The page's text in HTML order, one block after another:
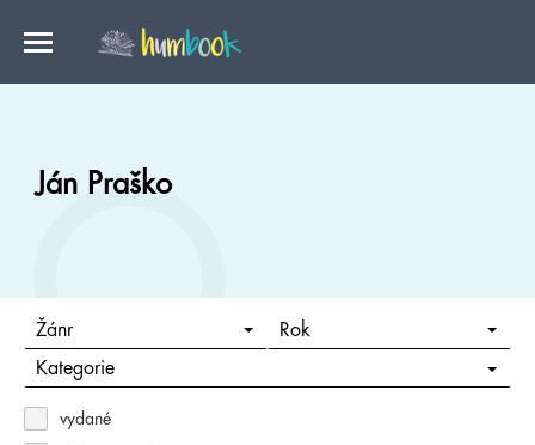
Ján Praško
Žánr Rok
Kategorie
vydané